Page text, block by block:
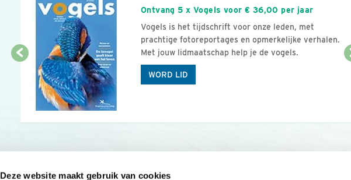
Deze website maakt gebruik van cookies
Ontvang 5 x Vogels voor € 36,00 per jaar
Vogels is het tijdschrift voor onze leden, met
prachtige fotoreportages en opmerkelijke verhalen.
Met jouw lidmaatschap help je de vogels.
WORD LID